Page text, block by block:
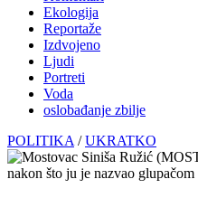
Ekologija
Reportaže
Izdvojeno
Ljudi
Portreti
Voda
oslobađanje zbilje
POLITIKA /UKRATKO